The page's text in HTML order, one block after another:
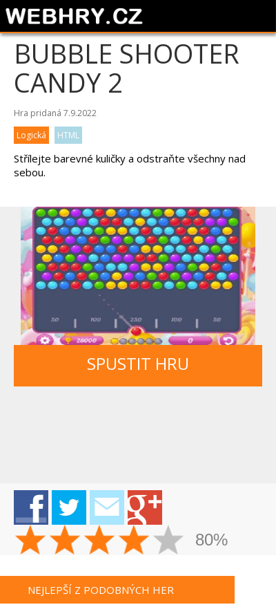
BUBBLE SHOOTER
CANDY 2
Hra pridaná 7.9.2022
Logická
HTML
Střílejte barevné kuličky a odstraňte všechny nad
sebou.
SPUSTIT HRU
80%
NEJLEPŠÍ Z PODOBNÝCH HER